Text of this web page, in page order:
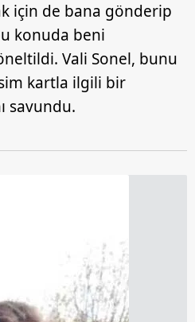
için de bana gönderip
konuda beni
Vali Sonel, bunu
kartla ilgili bir
savundu.